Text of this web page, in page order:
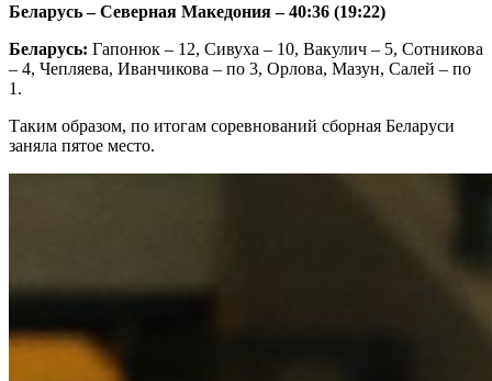
Беларусь – Северная Македония – 40:36 (19:22)
Беларусь: Гапонюк – 12, Сивуха – 10, Вакулич – 5, Сотникова
– 4, Чепляева, Иванчикова – по 3, Орлова, Мазун, Салей – по
1.
Таким образом, по итогам соревнований сборная Беларуси
заняла пятое место.